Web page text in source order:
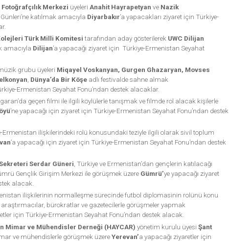
Merkezi üyeleri Anahit Hayrapetyan ve Nazik
katılmak amacıyla Diyarbakır’a yapacakları ziyaret için Türkiye-
Türk Milli Komitesitarafından aday gösterilerek UWC Dilijan
amacıyla Dilijan’a yapacağı ziyaret için Türkiye-Ermenistan Seyahat
grubu üyeleri Miqayel Voskanyan, Gurgen Ghazaryan, Movses
, Dünya’da Bir Köşeadlı festivalde sahne almak
Ermenistan Seyahat Fonu’ndan destek alacaklar.
geçen filmi ile ilgili köylülerle tanışmak ve filmde rol alacak kişilerle
’ne yapacağı için ziyaret için Türkiye-Ermenistan Seyahat Fonu’ndan destek
Ermenistan ilişkilerindeki rolü konusundaki teziyle ilgili olarak sivil toplum
’a yapacağı için ziyaret için Türkiye-Ermenistan Seyahat Fonu’ndan destek
Serdar Güneri, Türkiye ve Ermenistan’dan gençlerin katılacağı
Gençlik Girişim Merkezi ile görüşmek üzere Gümrü’ye yapacağı ziyaret
alacak.
ilişkilerinin normalleşme sürecinde futbol diplomasinin rolünü konu
bürokratlar ve gazetecilerle görüşmeler yapmak
için Türkiye-Ermenistan Seyahat Fonu’ndan destek alacak.
Mimar ve Mühendisler Derneği (HAYCAR) yönetim kurulu üyesi Şant
ve mühendislerle görüşmek üzereYerevan’a yapacağı ziyaretler için